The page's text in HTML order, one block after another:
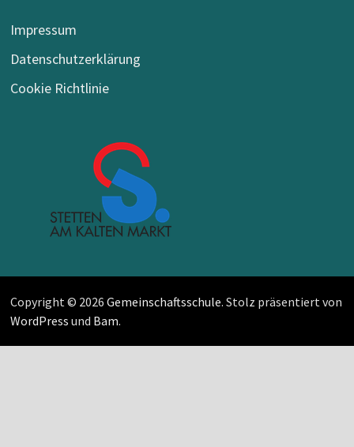
Impressum
Datenschutzerklärung
Cookie Richtlinie
Copyright © 2026 Gemeinschaftsschule. Stolz präsentiert von
WordPress und Bam.